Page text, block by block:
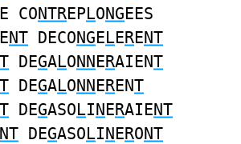
CONTREPLONGEES
NT DECONGELERENT
DEGALONNERAIENT
T DEGALONNERENT
T DEGASOLINERAIENT
NT DEGASOLINERONT